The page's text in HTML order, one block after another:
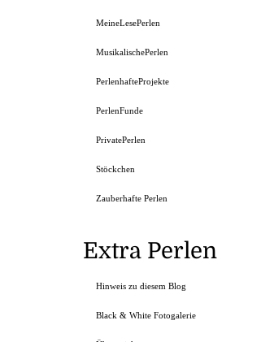
MeineLesePerlen
MusikalischePerlen
PerlenhafteProjekte
PerlenFunde
PrivatePerlen
Stöckchen
Zauberhafte Perlen
Extra Perlen
Hinweis zu diesem Blog
Black & White Fotogalerie